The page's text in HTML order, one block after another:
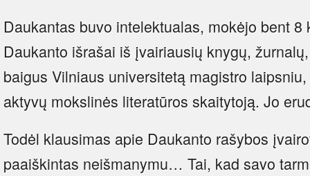
Daukantas buvo intelektualas, mokėjo bent
Daukanto išrašai iš įvairiausių knygų,
baigus Vilniaus universitetą magistro
aktyvų mokslinės literatūros skaitytoją. Jo
Todėl klausimas apie Daukanto rašybos
paaiškintas neišmanymu… Tai, kad savo